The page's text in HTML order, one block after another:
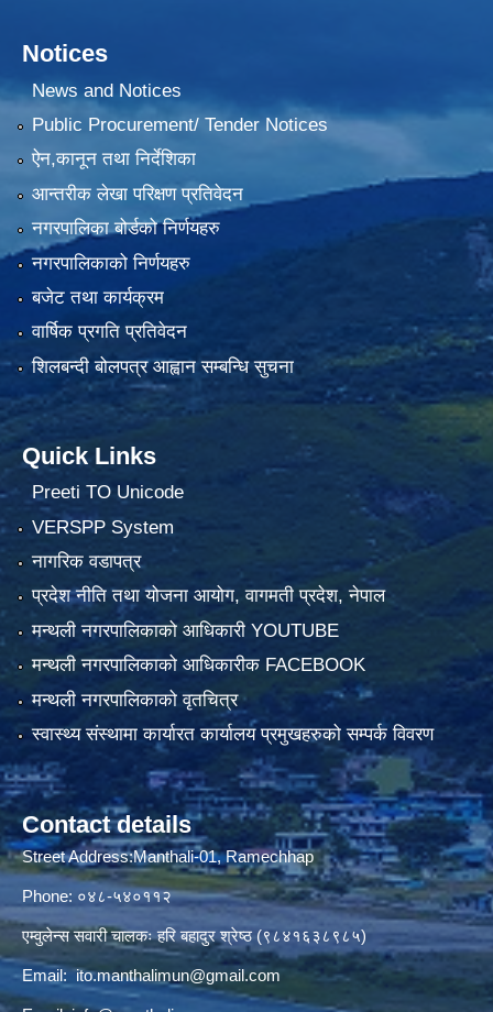
Notices
News and Notices
Public Procurement/ Tender Notices
ऐन,कानून तथा निर्देशिका
आन्तरीक लेखा परिक्षण प्रतिवेदन
नगरपालिका बोर्डको निर्णयहरु
नगरपालिकाको निर्णयहरु
बजेट तथा कार्यक्रम
वार्षिक प्रगति प्रतिवेदन
शिलबन्दी बोलपत्र आह्वान सम्बन्धि सुचना
Quick Links
Preeti TO Unicode
VERSPP System
नागरिक वडापत्र
प्रदेश नीति तथा योजना आयोग, वागमती प्रदेश, नेपाल
मन्थली नगरपालिकाको आधिकारी YOUTUBE
मन्थली नगरपालिकाको आधिकारीक FACEBOOK
मन्थली नगरपालिकाको वृतचित्र
स्वास्थ्य संस्थामा कार्यारत कार्यालय प्रमुखहरुको सम्पर्क विवरण
Contact details
Street Address:Manthali-01, Ramechhap
Phone: ०४८-५४०११२
एम्वुलेन्स सवारी चालकः हरि बहादुर श्रेष्ठ (९८४१६३८९८५)
Email:ito.manthalimun@gmail.com